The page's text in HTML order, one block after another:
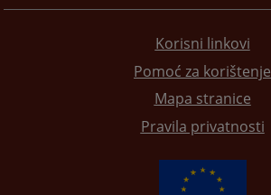
Korisni linkovi
Pomoć za korištenje
Mapa stranice
Pravila privatnosti